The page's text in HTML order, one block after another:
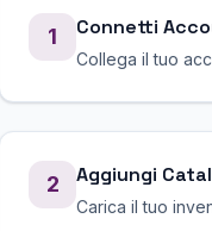
1 Connetti
Collega il tuo
2 Aggiungi
Carica il tuo